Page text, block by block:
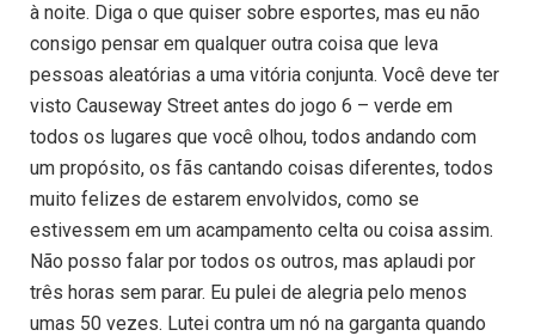
à noite. Diga o que quiser sobre esportes, mas eu não
consigo pensar em qualquer outra coisa que leva
pessoas aleatórias a uma vitória conjunta. Você deve ter
visto Causeway Street antes do jogo 6 – verde em
todos os lugares que você olhou, todos andando com
um propósito, os fãs cantando coisas diferentes, todos
muito felizes de estarem envolvidos, como se
estivessem em um acampamento celta ou coisa assim.
Não posso falar por todos os outros, mas aplaudi por
três horas sem parar. Eu pulei de alegria pelo menos
umas 50 vezes. Lutei contra um nó na garganta quando